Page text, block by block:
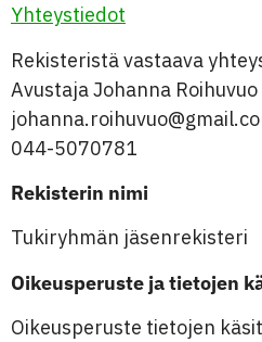
Yhteystiedot
Rekisteristä vastaava
Avustaja Johanna
044-5070781
Rekisterin nimi
Tukiryhmän jäsenrekisteri
Oikeusperuste ja tietojen
Oikeusperuste tietojen